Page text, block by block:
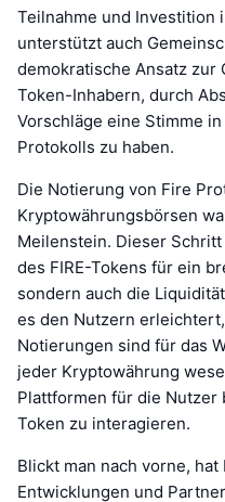
Teilnahme und Investition
unterstützt auch
demokratische Ansatz zur
Token-Inhabern, durch
Vorschläge eine Stimme
Protokolls zu haben.
Die Notierung von Fire
Kryptowährungsbörsen
Meilenstein. Dieser
des FIRE-Tokens für ein
sondern auch die
es den Nutzern
Notierungen sind für das
jeder Kryptowährung
Plattformen für die Nutzer
Token zu interagieren.
Blickt man nach vorne,
Entwicklungen und